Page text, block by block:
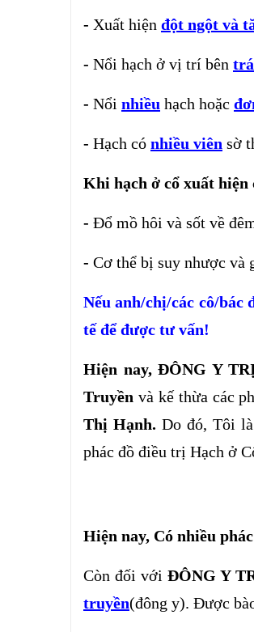
- Xuất hiện đột ngột và
- Nổi hạch ở vị trí bên
- Nổi nhiều hạch hoặc
- Hạch có nhiều viên sờ
Khi hạch ở cổ xuất hiện
- Đổ mồ hôi và sốt về
- Cơ thể bị suy nhược và
Nếu anh/chị/các cô/bác
tế để được tư vấn!
Hiện nay, ĐÔNG Y
Truyền và kế thừa các
Thị Hạnh. Do đó, Tôi
phác đồ điều trị Hạch ở
Hiện nay, Có nhiều
Còn đối vớiĐÔNG Y
truyền(đông y). Được